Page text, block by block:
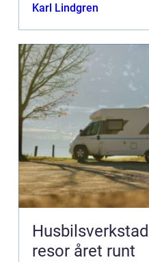
Karl Lindgren
resor året runt